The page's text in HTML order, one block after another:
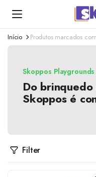
Início Produtos marcados
Skoppos Playgrounds
Do
Skoppos é
Filter